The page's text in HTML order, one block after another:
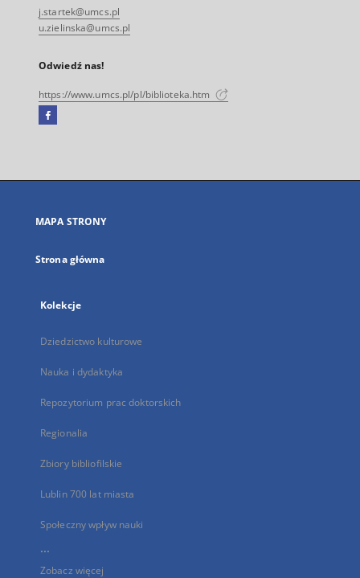
j.startek@umcs.pl
u.zielinska@umcs.pl
Odwiedź nas!
https://www.umcs.pl/pl/biblioteka.htm
Facebook
się
karcie
MAPA STRONY
Strona główna
Kolekcje
Dziedzictwo kulturowe
Nauka i dydaktyka
Repozytorium prac doktorskich
Regionalia
Zbiory bibliofilskie
Lublin 700 lat miasta
Społeczny wpływ nauki
...
Zobacz więcej